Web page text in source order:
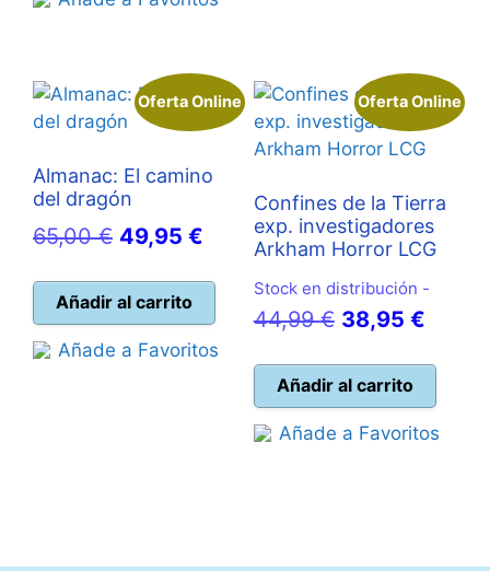
Oferta Online
Almanac: El camino
del dragón
65,00€ El
original
era:
65,00 €.
49,95 €
actual
es:
49,95 €.
Añadir al carrito
Añade a Favoritos
Oferta Online
Confines de la Tierra
exp. investigadores
Arkham Horror LCG
Stock en distribución -
44,99€ El
original
era:
44,99 €.
38,95 €El
es:
38,95
Añadir al carrito
Añade a Favoritos